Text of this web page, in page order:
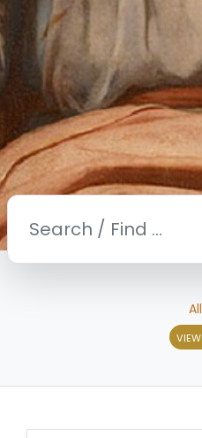
All